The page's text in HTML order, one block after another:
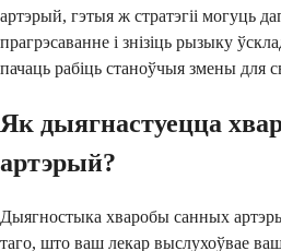
артэрый, гэтыя ж стратэгіі могуць
прагрэсаванне і знізіць рызыку
пачаць рабіць станоўчыя змены для
Як дыягнастуецца
артэрый?
Дыягностыка хваробы санных
таго, што ваш лекар выслухоўвае